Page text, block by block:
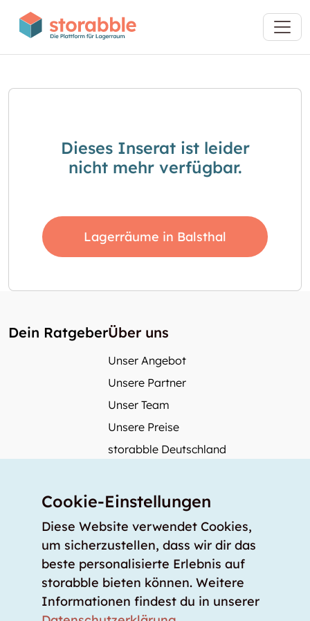
Dieses Inserat ist leider
nicht mehr verfügbar.
Lagerräume in Balsthal
Dein RatgeberÜber uns
Unser Angebot
Unsere Partner
Unser Team
Unsere Preise
storabble Deutschland
Mehr über storabble
Medienbeiträge
Wie gross muss ein Lagerraum sein?
Was kostet ein Lagerraum?
Für Lageranbieter
Cookie-Einstellungen
Diese Website verwendet Cookies,
um sicherzustellen, dass wir dir das
beste personalisierte Erlebnis auf
storabble bieten können. Weitere
Informationen findest du in unserer